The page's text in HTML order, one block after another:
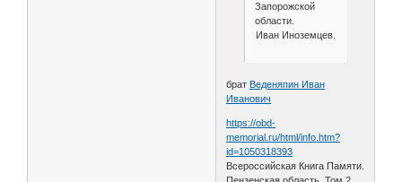
Запорожской
области.
Иван Иноземцев.
брат Веденяпин Иван
Иванович
https://obd-
memorial.ru/html/info.htm?
id=1050318393
Всероссийская Книга Памяти.